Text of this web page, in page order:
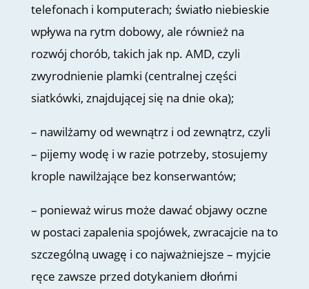
telefonach i komputerach; światło niebieskie
wpływa na rytm dobowy, ale również na
rozwój chorób, takich jak np. AMD, czyli
zwyrodnienie plamki (centralnej części
siatkówki, znajdującej się na dnie oka);
– nawilżamy od wewnątrz i od zewnątrz, czyli
– pijemy wodę i w razie potrzeby, stosujemy
krople nawilżające bez konserwantów;
– ponieważ wirus może dawać objawy oczne
w postaci zapalenia spojówek, zwracajcie na to
szczególną uwagę i co najważniejsze – myjcie
ręce zawsze przed dotykaniem dłońmi